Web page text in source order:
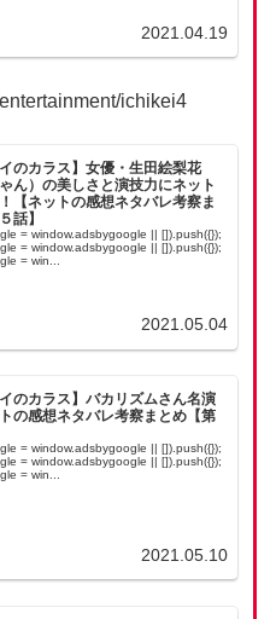
2021.04.19
ichikei4
イのカラス】女優・生田絵梨花
ゃん）の美しさと演技力にネット
【ネットの感想ネタバレ考察ま
話】
= window.adsbygoogle || []).push({});
= window.adsbygoogle || []).push({});
= win...
2021.05.04
イのカラス】バカリズムさん名演
の感想ネタバレ考察まとめ【第
= window.adsbygoogle || []).push({});
= window.adsbygoogle || []).push({});
= win...
2021.05.10